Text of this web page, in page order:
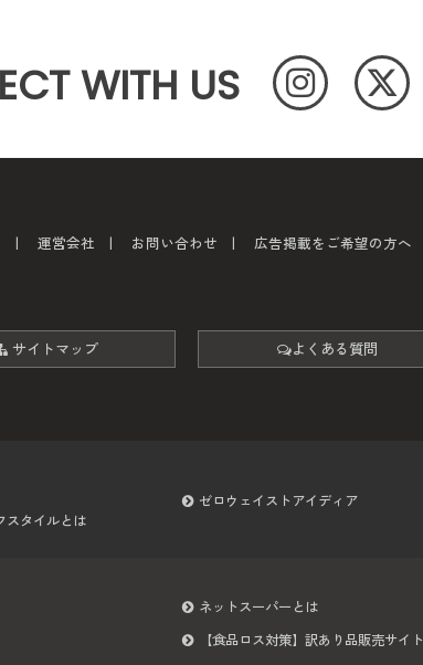
WITH US
運営会社 お問い合わせ 広告掲載をご希望の方へ
サイトマップ よくある質問
スタイルとは
ゼロウェイストアイディア
ネットスーパーとは
【食品ロス対策】訳あり品販売サイト